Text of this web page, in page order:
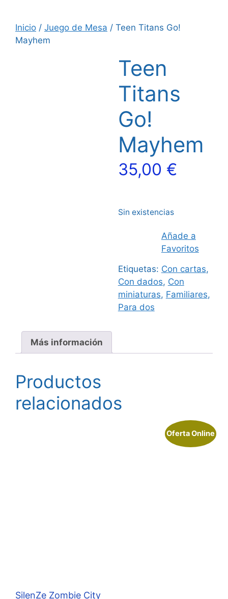
Inicio / Juego de Mesa / Teen Titans Go!
Mayhem
Teen
Titans
Go!
Mayhem
35,00 €
Sin existencias
Añade a
Favoritos
Etiquetas: Con cartas,
Con dados, Con
miniaturas, Familiares,
Para dos
Más información
Productos
relacionados
Oferta Online
SilenZe Zombie City